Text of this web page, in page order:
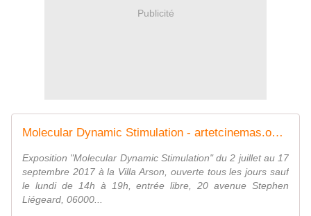
Publicité
Molecular Dynamic Stimulation - artetcinemas.over-blog.com
Exposition "Molecular Dynamic Stimulation" du 2 juillet au 17
septembre 2017 à la Villa Arson, ouverte tous les jours sauf
le lundi de 14h à 19h, entrée libre, 20 avenue Stephen
Liégeard, 06000...